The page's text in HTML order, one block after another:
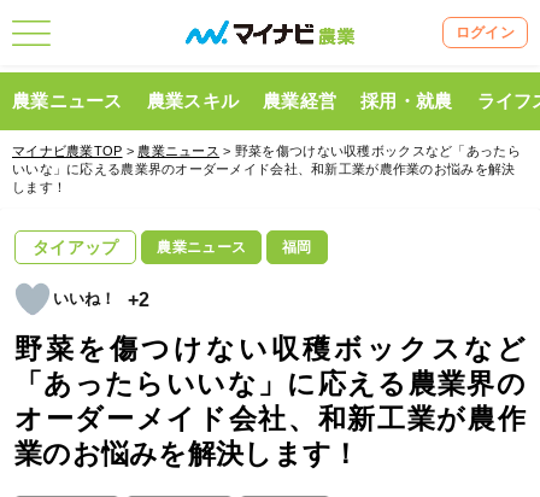
ログイン
農業ニュース 農業スキル 農業経営 採用・就農 ライフ
マイナビ農業TOP > 農業ニュース > 野菜を傷つけない収穫ボックスなど「あったら
いいな」に応える農業界のオーダーメイド会社、和新工業が農作業のお悩みを解決
します！
タイアップ 農業ニュース 福岡
+2
野菜を傷つけない収穫ボックスなど
「あったらいいな」に応える農業界の
オーダーメイド会社、和新工業が農作
業のお悩みを解決します！